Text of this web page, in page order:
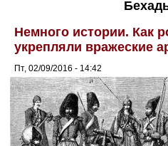
Немного истории. Как
укрепляли вражеские
Пт, 02/09/2016 - 14:42